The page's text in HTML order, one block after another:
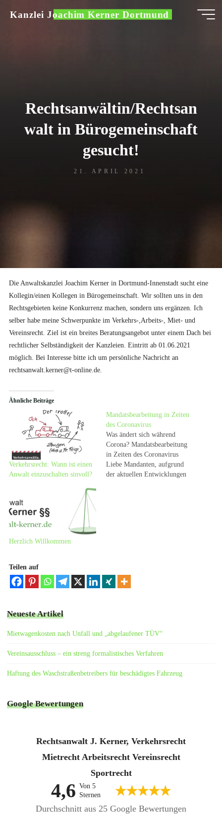
InhaltKanzlei Joachim Kerner Dortmund
Rechtsanwältin/Rechtsan
walt in Bürogemeinschaft
gesucht!
21. APRIL 2021
Die Anwaltskanzlei Joachim Kerner in Dortmund-Innenstadt sucht eine
Kollegin/einen Kollegen in Bürogemeinschaft. Wir sollten uns in den
Rechtsgebieten keine Konkurrenz machen, sondern uns ergänzen. Ich
selber habe meine Schwerpunkte im Verkehrs-,Arbeits-, Miet- und
Vereinsrecht. Ziel ist ein breites Beratungsangebot unter einem Dach bei
rechtlicher Selbständigkeit der Kanzleien. Eintritt ab 01.06.2021
möglich. Bei Interesse bitte ich um persönliche Nachricht an
rechtsanwalt.kerner@t-online.de.
Ähnliche Beiträge
Verkehrsrecht: Wann ist einen
Anwalt einzuschalten sinvoll?
Mandatsbearbeitung in Zeiten
des Coronavirus
Was ändert sich während
Corona? Mandatsbearbeitung
in Zeiten des Coronavirus
Liebe Mandanten, aufgrund
der aktuellen Entwicklungen
64…
Herzlich Willkommen
Teilen auf
Neueste Artikel
Mietwagenkosten nach Unfall und „abgelaufener TÜV“
Vereinsausschluss – ein streng formalistisches Verfahren
Haftung des Waschstraßenbetreibers für beschädigtes Fahrzeug
Google Bewertungen
Rechtsanwalt J. Kerner, Verkehrsrecht
Mietrecht Arbeitsrecht Vereinsrecht
Sportrecht
4,6 Von 5
Sternen
Durchschnitt aus 25 Google Bewertungen